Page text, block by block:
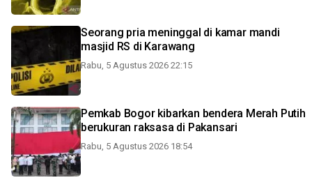
Seorang pria meninggal di kamar mandi
masjid RS di Karawang
Rabu, 5 Agustus 2026 22:15
Pemkab Bogor kibarkan bendera Merah Putih
berukuran raksasa di Pakansari
Rabu, 5 Agustus 2026 18:54